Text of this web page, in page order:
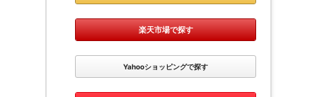
楽天市場で探す
Yahooショッピングで探す